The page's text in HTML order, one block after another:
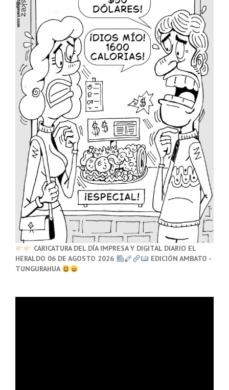
CARICATURA DEL DÍA IMPRESA Y DIGITAL DIARIO EL
HERALDO 06 DE AGOSTO 2026
EDICIÓN AMBATO -
TUNGURAHUA